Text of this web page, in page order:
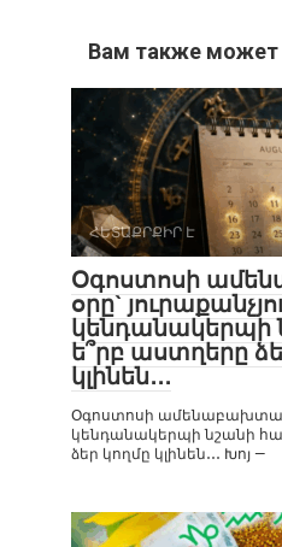
Вам также может
ՀԵՏԱՔՐՔԻՐ Է
Օգոստոսի
օրը`
կենդանակերպի
ե՞րբ աստղերը
կլինեն․․․
Օգոստոսի
կենդանակերպի նշանի
ձեր կողմը կլինեն․․․ Խոյ —